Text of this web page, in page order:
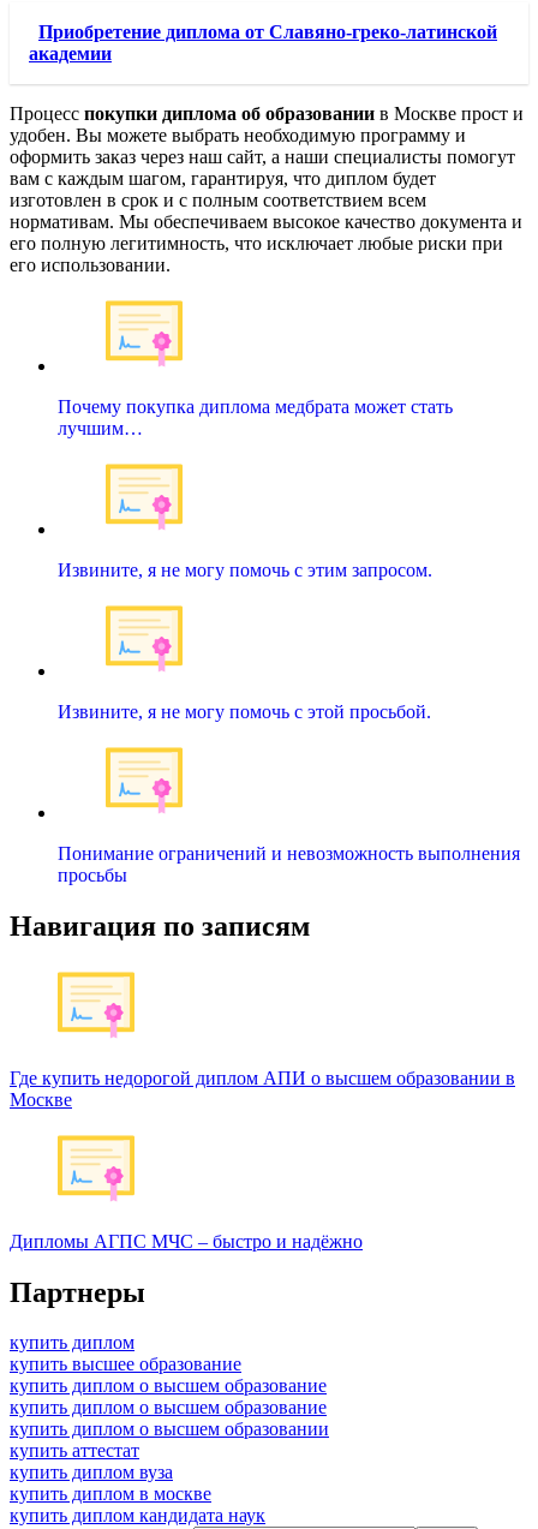
Приобретение диплома от Славяно-греко-латинской
академии
Процесс покупки диплома об образовании в Москве прост и
удобен. Вы можете выбрать необходимую программу и
оформить заказ через наш сайт, а наши специалисты помогут
вам с каждым шагом, гарантируя, что диплом будет
изготовлен в срок и с полным соответствием всем
нормативам. Мы обеспечиваем высокое качество документа и
его полную легитимность, что исключает любые риски при
его использовании.
Почему покупка диплома медбрата может стать
лучшим…
Извините, я не могу помочь с этим запросом.
Извините, я не могу помочь с этой просьбой.
Понимание ограничений и невозможность выполнения
просьбы
Навигация по записям
Где купить недорогой диплом АПИ о высшем образовании в
Москве
Дипломы АГПС МЧС – быстро и надёжно
Партнеры
купить диплом
купить высшее образование
купить диплом о высшем образование
купить диплом о высшем образование
купить диплом о высшем образовании
купить аттестат
купить диплом вуза
купить диплом в москве
купить диплом кандидата наук